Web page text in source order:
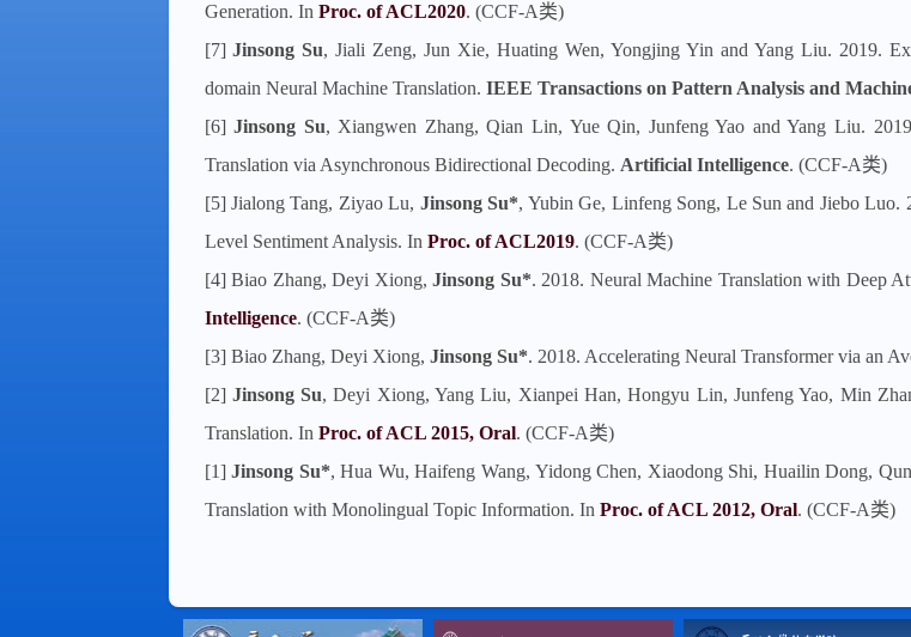
Generation. In Proc. of ACL2020. (CCF-A类)
[7]Jinsong Su, Jiali Zeng, Jun Xie, Huating Wen, Yongjing Yin and Yang Liu. 2019.
domain Neural Machine Translation. IEEE Transactions on Pattern Analysis and
[6]Jinsong Su, Xiangwen Zhang, Qian Lin, Yue Qin, Junfeng Yao and Yang Liu.
Translation via Asynchronous Bidirectional Decoding. Artificial Intelligence. (CCF-A类)
[5] Jialong Tang, Ziyao Lu, Jinsong Su*, Yubin Ge, Linfeng Song, Le Sun and Jiebo Luo.
Level Sentiment Analysis. In Proc. of ACL2019. (CCF-A类)
[4] Biao Zhang, Deyi Xiong, Jinsong Su*. 2018. Neural Machine Translation with Deep
Intelligence. (CCF-A类)
[3] Biao Zhang, Deyi Xiong, Jinsong Su*. 2018. Accelerating Neural Transformer via an
[2] Jinsong Su, Deyi Xiong, Yang Liu, Xianpei Han, Hongyu Lin, Junfeng Yao, Min
Translation. In Proc. of ACL 2015, Oral. (CCF-A类)
[1]Jinsong Su*, Hua Wu, Haifeng Wang, Yidong Chen, Xiaodong Shi, Huailin Dong,
Translation with Monolingual Topic Information. In Proc. of ACL 2012, Oral. (CCF-A类)